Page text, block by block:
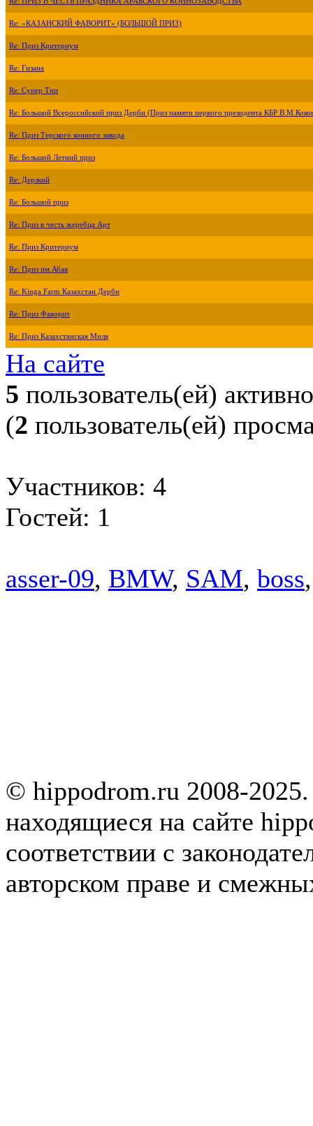
Re: «КАЗАНСКИЙ ФАВОРИТ» (БОЛЬШОЙ ПРИЗ)
Re: Приз Критериум
Re: Гизана
Re: Супер Тип
Re: Большой Всероссийский приз Дерби (Приз памяти первого президента КБР
Re: Приз Терского конного завода
Re: Большой Летний приз
Re: Дерзкий
Re: Большой приз
Re: Приз в честь жеребца Арт
Re: Приз Критериум
Re: Приз им.Абая
Re: Kinga Farm Казахстан Дерби
Re: Приз Фаворит
Re: Приз Казахстанская Миля
На сайте
5 пользователь(ей) активно
(2 пользователь(ей)
Участников: 4
Гостей: 1
asser-09, BMW, SAM, boss
© hippodrom.ru 2008-
находящиеся на сайте
соответствии с
авторском праве и